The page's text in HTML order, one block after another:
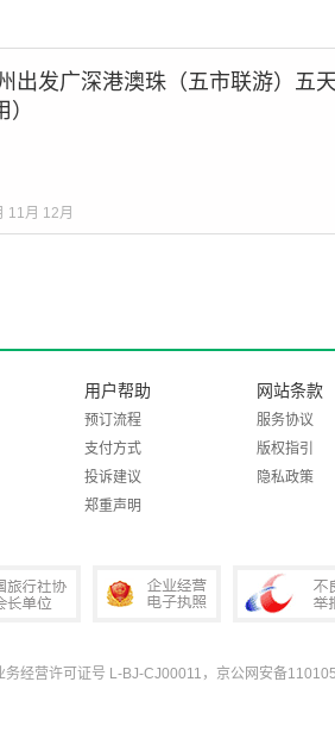
出发广深港澳珠（五市联游）五
11月 12月
用户帮助
预订流程
支付方式
投诉建议
郑重声明
网站条款
服务协议
版权指引
隐私政策
经营许可证号 L-BJ-CJ00011，京公网安备